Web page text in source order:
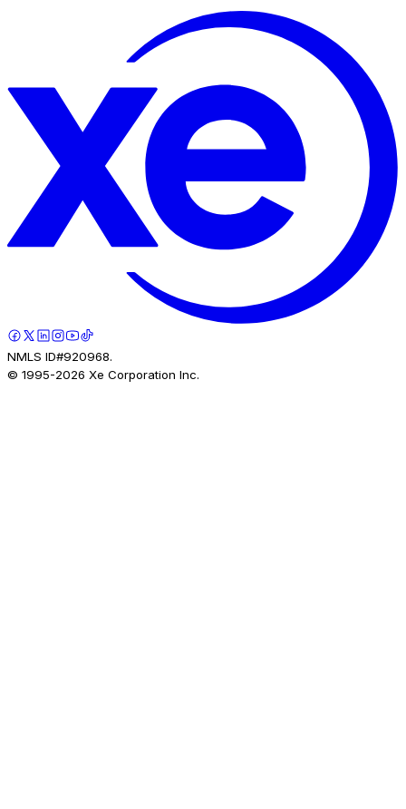
NMLS ID#920968.
© 1995-2026 Xe Corporation Inc.